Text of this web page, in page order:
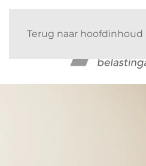
Terug naar hoofdinhoud